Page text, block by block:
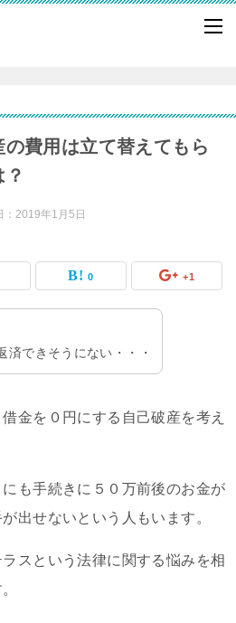
費用は立て替えてもら
2019年1月5日
0 +1
済できそうにない・・・
金を０円にする自己破産を考え
も手続きに５０万前後のお金が
出せないという人もいます。
スという法律に関する悩みを相